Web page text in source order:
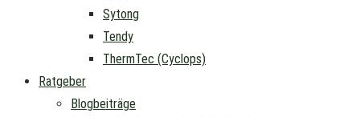
Sytong
Tendy
ThermTec (Cyclops)
Ratgeber
Blogbeiträge